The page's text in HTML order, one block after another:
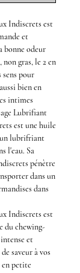
Indiscrets est
et
bonne odeur
non gras, le 2 en
sens pour
bien en
intimes
Lubrifiant
est une huile
un lubrifriant
l'eau. Sa
pénètre
dans un
dans
Indiscrets est
duchewing-
et
saveur à vos
petite